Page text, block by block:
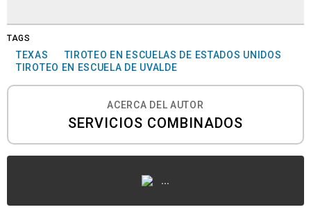
TAGS
TEXAS
TIROTEO EN ESCUELAS DE ESTADOS UNIDOS
TIROTEO EN ESCUELA DE UVALDE
ACERCA DEL AUTOR
SERVICIOS COMBINADOS
...